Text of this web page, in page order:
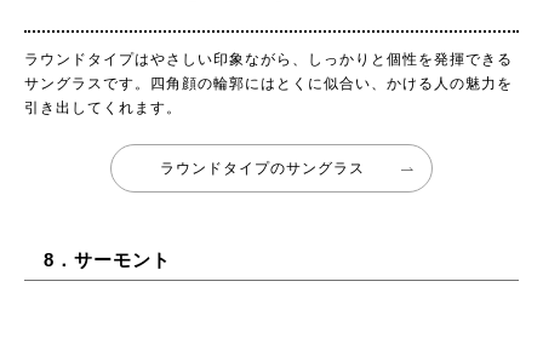
ラウンドタイプはやさしい印象ながら、しっかりと個性を発揮できる
サングラスです。四角顔の輪郭にはとくに似合い、かける人の魅力を
引き出してくれます。
ラウンドタイプのサングラス
8．サーモント